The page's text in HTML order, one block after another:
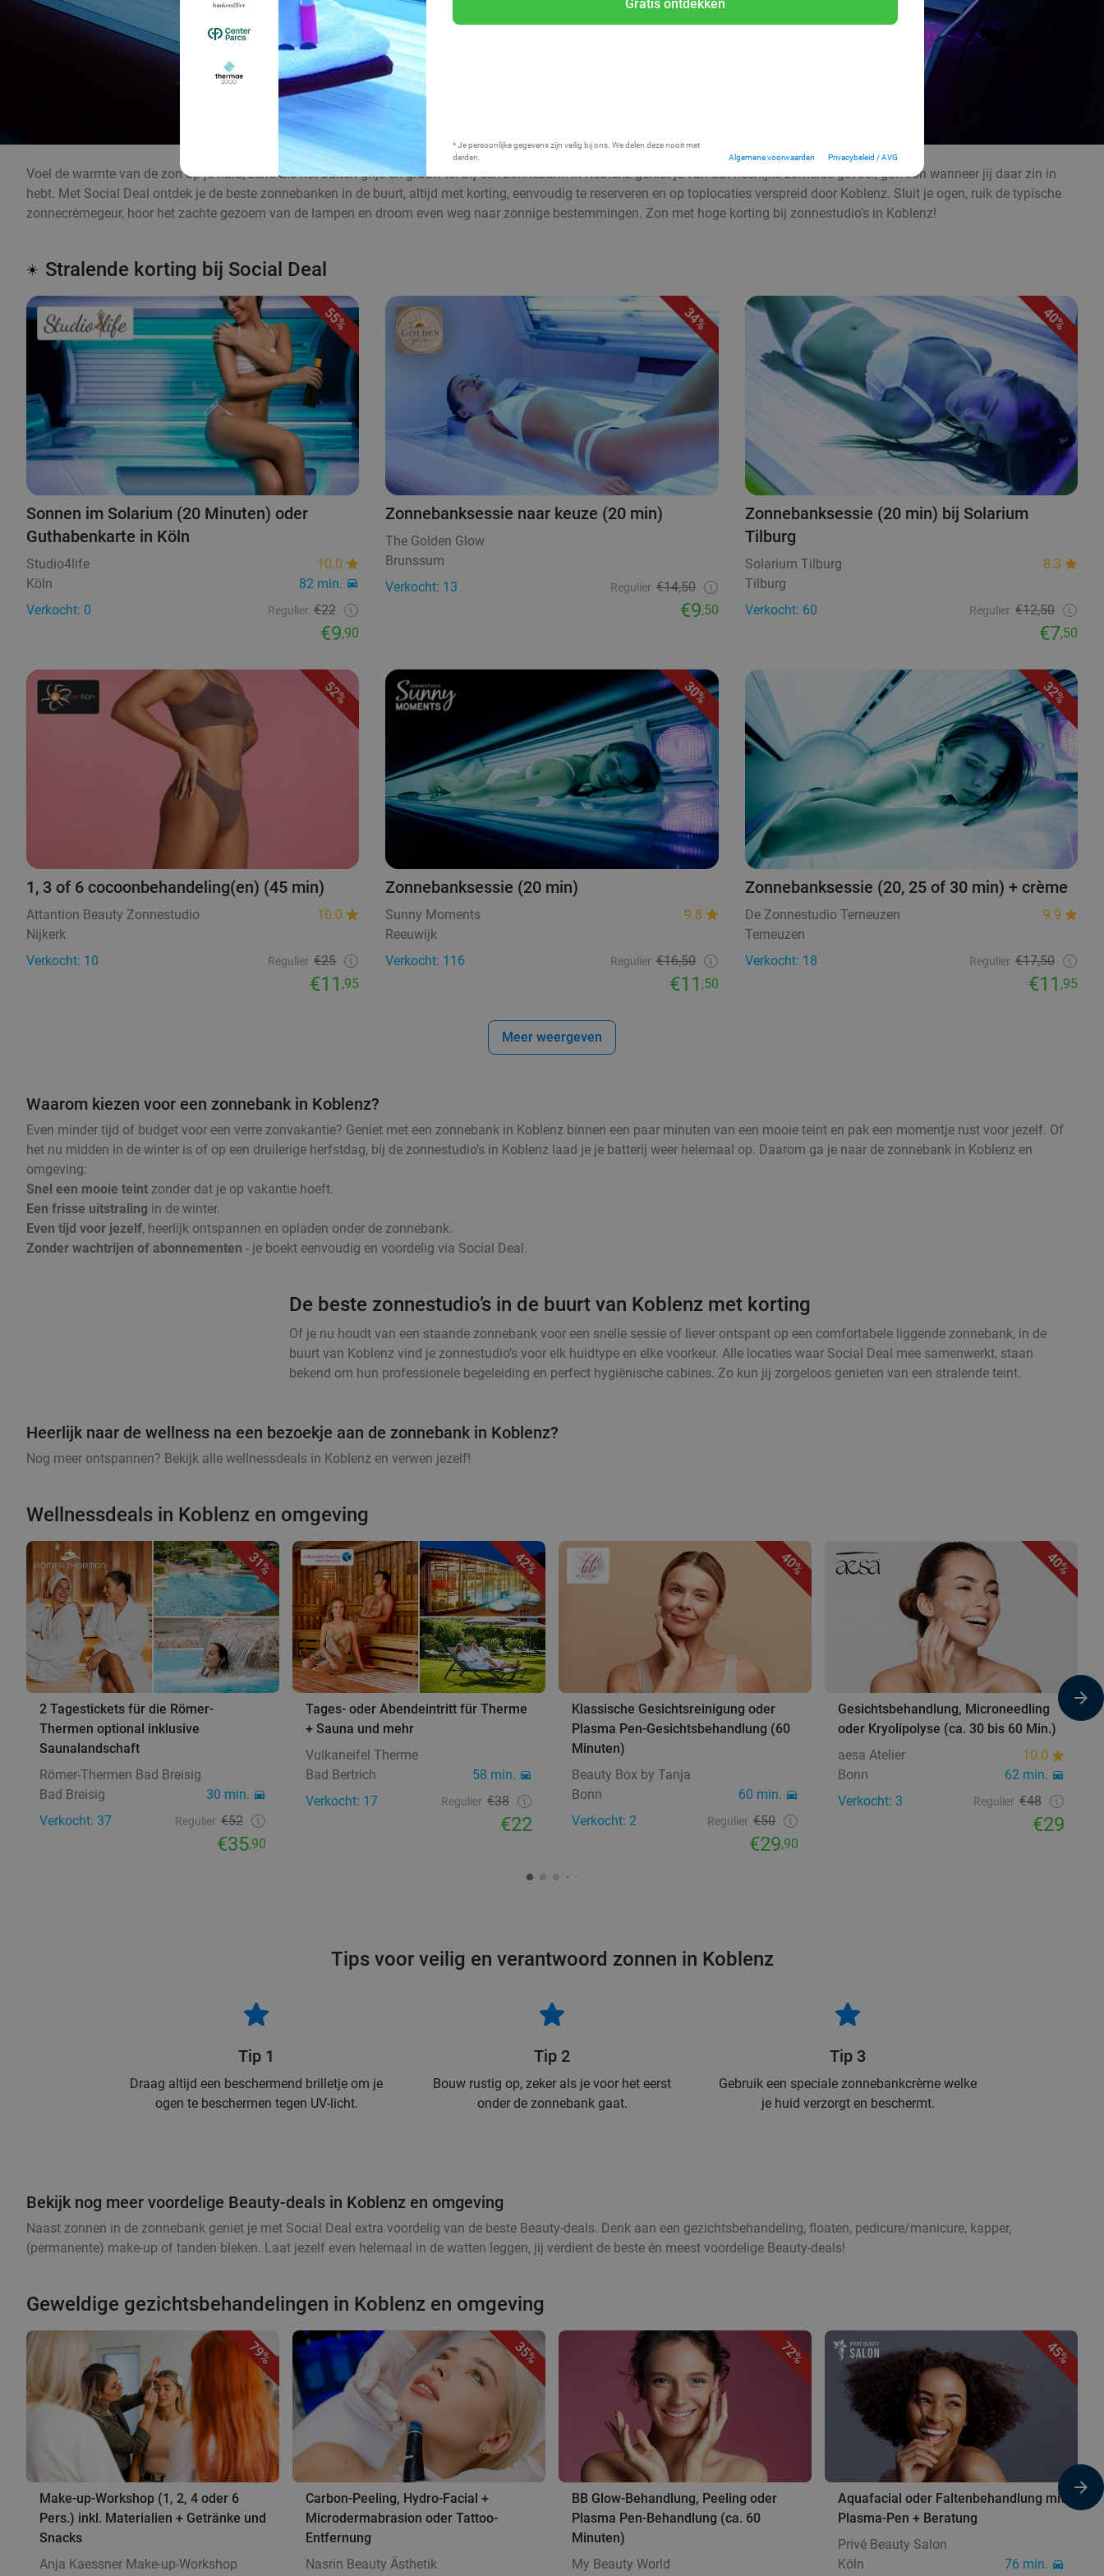
Gratis ontdekken
* Je persoonlijke gegevens zijn veilig bij ons. We delen deze nooit met
derden.
Algemene voorwaarden Privacybeleid / AVG
Voel de warmte van de zon op je huid, zelfs als het buiten grijs en grauw is. Bij een zonnebank in Koblenz geniet je van dat heerlijke zomerse gevoel, gewoon wanneer jij daar zin in
hebt. Met Social Deal ontdek je de beste zonnebanken in de buurt, altijd met korting, eenvoudig te reserveren en op toplocaties verspreid door Koblenz. Sluit je ogen, ruik de typische
zonnecrèmegeur, hoor het zachte gezoem van de lampen en droom even weg naar zonnige bestemmingen. Zon met hoge korting bij zonnestudio’s in Koblenz!
☀️ Stralende korting bij Social Deal
55%
Sonnen im Solarium (20 Minuten) oder
Guthabenkarte in Köln
Studio4life
10.0
Köln
82 min.
Verkocht: 0
Regulier €22
€9,90
34%
Zonnebanksessie naar keuze (20 min)
The Golden Glow
Brunssum
Verkocht: 13
Regulier €14,50
€9,50
40%
Zonnebanksessie (20 min) bij Solarium
Tilburg
Solarium Tilburg
8.3
Tilburg
Verkocht: 60
Regulier €12,50
€7,50
52%
1, 3 of 6 cocoonbehandeling(en) (45 min)
Attantion Beauty Zonnestudio
10.0
Nijkerk
Verkocht: 10
Regulier €25
€11,95
30%
Zonnebanksessie (20 min)
Sunny Moments
9.8
Reeuwijk
Verkocht: 116
Regulier €16,50
€11 ,50
32%
Zonnebanksessie (20, 25 of 30 min) + crème
De Zonnestudio Terneuzen
9.9
Terneuzen
Verkocht: 18
Regulier €17,50
€11 ,95
Meer weergeven
Waarom kiezen voor een zonnebank in Koblenz?
Even minder tijd of budget voor een verre zonvakantie? Geniet met een zonnebank in Koblenz binnen een paar minuten van een mooie teint en pak een momentje rust voor jezelf. Of
het nu midden in de winter is of op een druilerige herfstdag, bij de zonnestudio’s in Koblenz laad je je batterij weer helemaal op. Daarom ga je naar de zonnebank in Koblenz en
omgeving:
Snel een mooie teint zonder dat je op vakantie hoeft.
Een frisse uitstraling in de winter.
Even tijd voor jezelf, heerlijk ontspannen en opladen onder de zonnebank.
Zonder wachtrijen of abonnementen - je boekt eenvoudig en voordelig via Social Deal.
De beste zonnestudio’s in de buurt van Koblenz met korting
Of je nu houdt van een staande zonnebank voor een snelle sessie of liever ontspant op een comfortabele liggende zonnebank, in de
buurt van Koblenz vind je zonnestudio’s voor elk huidtype en elke voorkeur. Alle locaties waar Social Deal mee samenwerkt, staan
bekend om hun professionele begeleiding en perfect hygiënische cabines. Zo kun jij zorgeloos genieten van een stralende teint.
Heerlijk naar de wellness na een bezoekje aan de zonnebank in Koblenz?
Nog meer ontspannen? Bekijk alle wellnessdeals in Koblenz en verwen jezelf!
Wellnessdeals in Koblenz en omgeving
31%
2 Tagestickets für die Römer-
Thermen optional inklusive
Saunalandschaft
Römer-Thermen Bad Breisig
Bad Breisig
30 min.
Verkocht: 37
Regulier €52
€35,90
42%
Tages- oder Abendeintritt für Therme
+ Sauna und mehr
Vulkaneifel Therme
Bad Bertrich
58 min.
Verkocht: 17
Regulier €38
€22
40%
Klassische Gesichtsreinigung oder
Plasma Pen-Gesichtsbehandlung (60
Minuten)
Beauty Box by Tanja
Bonn
60 min.
Verkocht: 2
Regulier €50
€29,90
40%
Gesichtsbehandlung, Microneedling
oder Kryolipolyse (ca. 30 bis 60 Min.)
aesa Atelier
10.0
Bonn
62 min.
Verkocht: 3
Regulier €48
€29
Tips voor veilig en verantwoord zonnen in Koblenz
Tip 1
Draag altijd een beschermend brilletje om je
ogen te beschermen tegen UV-licht.
Tip 2
Bouw rustig op, zeker als je voor het eerst
onder de zonnebank gaat.
Tip 3
Gebruik een speciale zonnebankcrème welke
je huid verzorgt en beschermt.
Bekijk nog meer voordelige Beauty-deals in Koblenz en omgeving
Naast zonnen in de zonnebank geniet je met Social Deal extra voordelig van de beste Beauty-deals. Denk aan een gezichtsbehandeling, floaten, pedicure/manicure, kapper,
(permanente) make-up of tanden bleken. Laat jezelf even helemaal in de watten leggen, jij verdient de beste én meest voordelige Beauty-deals!
Geweldige gezichtsbehandelingen in Koblenz en omgeving
79%
Make-up-Workshop (1, 2, 4 oder 6
Pers.) inkl. Materialien + Getränke und
Snacks
Anja Kaessner Make-up-Workshop
35%
Carbon-Peeling, Hydro-Facial +
Microdermabrasion oder Tattoo-
Entfernung
Nasrin Beauty Ästhetik
72%
BB Glow-Behandlung, Peeling oder
Plasma Pen-Behandlung (ca. 60
Minuten)
My Beauty World
45%
Aquafacial oder Faltenbehandlung mit
Plasma-Pen + Beratung
Privé Beauty Salon
Köln
76 min.